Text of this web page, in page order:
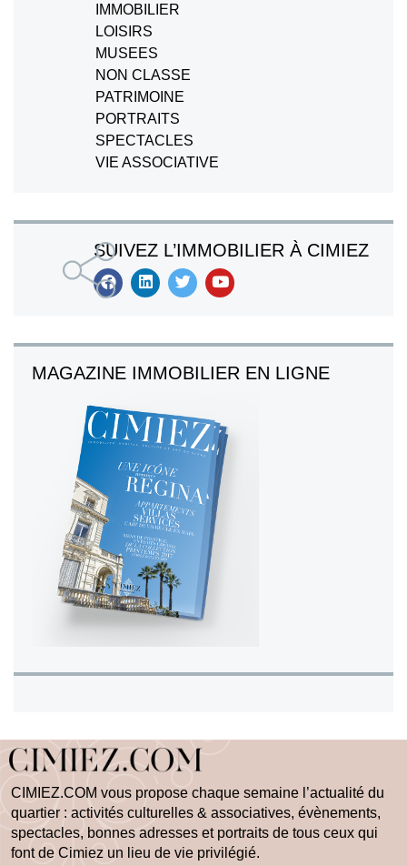
IMMOBILIER
LOISIRS
MUSEES
NON CLASSE
PATRIMOINE
PORTRAITS
SPECTACLES
VIE ASSOCIATIVE
SUIVEZ L’IMMOBILIER À CIMIEZ
MAGAZINE IMMOBILIER EN LIGNE
CIMIEZ.COM vous propose chaque semaine l’actualité du
quartier : activités culturelles & associatives, évènements,
spectacles, bonnes adresses et portraits de tous ceux qui
font de Cimiez un lieu de vie privilégié.